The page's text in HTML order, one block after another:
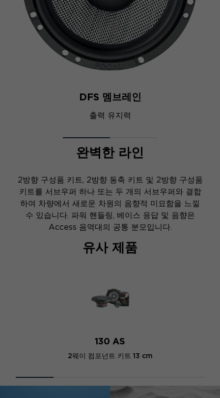
DFS 멤브레인
출력 유지력
완벽한 라인
2방향 구성품 키트, 2방향 동축 키트 및 2방향 구성품
키트를 서브우퍼 하나 또는 두 개의 서브우퍼와 결합
하여 차량에서 새로운 차원의 음향적 미묘함을 느낄
수 있습니다. 파워 핸들링, 베이스 응답 및 음향은
Access 음역대의 공통 분모입니다.
유사 제품
130 AS
2웨이 컴포넌트 키트 13 cm